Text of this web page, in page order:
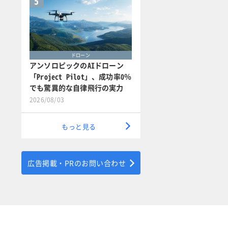
ドローン
アンソロピックのAIドローン
「Project Pilot」、成功率0％
でも驚異的な自律飛行の実力
2026/08/03
もっと見る
広告掲載・PRのお問い合わせ